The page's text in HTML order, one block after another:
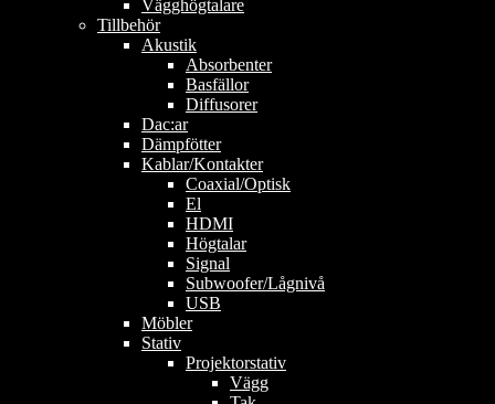
Vägghögtalare
Tillbehör
Akustik
Absorbenter
Basfällor
Diffusorer
Dac:ar
Dämpfötter
Kablar/Kontakter
Coaxial/Optisk
El
HDMI
Högtalar
Signal
Subwoofer/Lågnivå
USB
Möbler
Stativ
Projektorstativ
Vägg